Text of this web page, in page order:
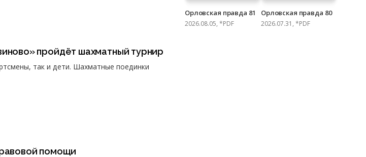
пройдёт шахматный турнир
так и дети. Шахматные поединки
помощи
Орловская правда 81
2026.08.05, *PDF
Орловская правда 80
2026.07.31, *PDF